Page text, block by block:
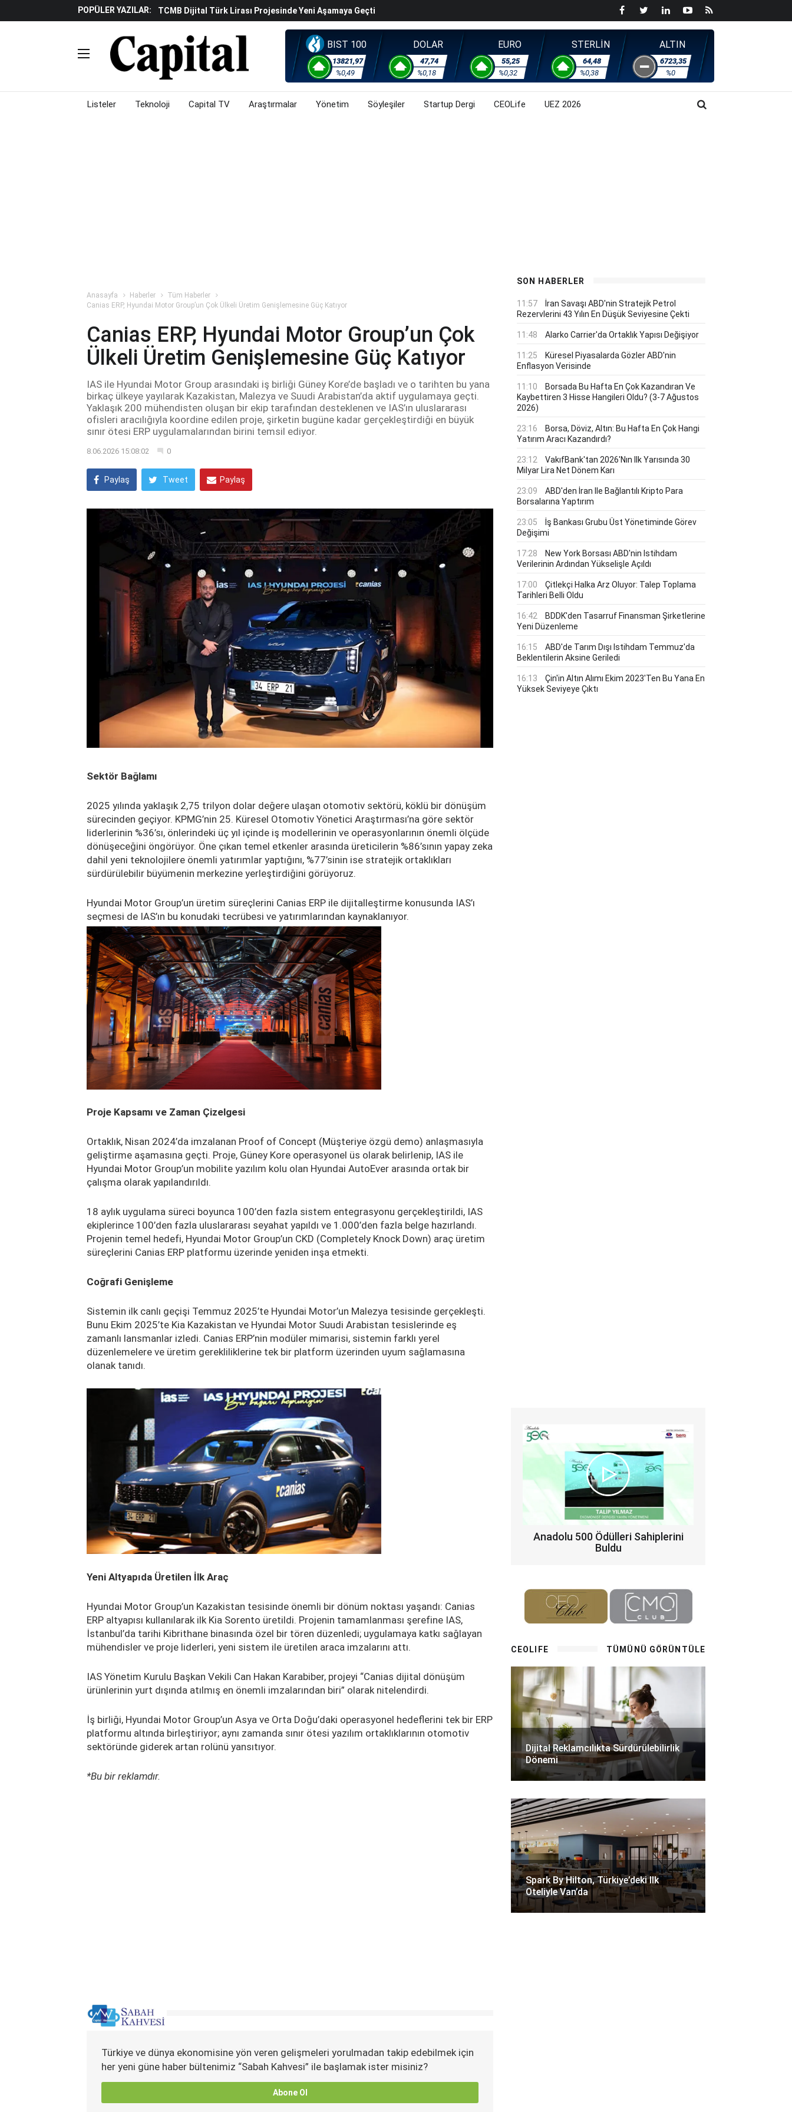
POPÜLER YAZILAR:
TCMB Dijital Türk Lirası Projesinde Yeni Aşamaya Geçti
Küresel Piyasalarda "yüksek Değerleme" Endişeleri Orta Doğu Iyimserliklerini
Gölgeliyor
Fed Ve ABD Verileri Emtia Piyasalarında Oynaklığı Artırdı
Çalışma Alanları Konser Sahnesine Dönüşüyor
Piyasalarda Gün Ortası: Borsa, Döviz Ve Altında Son Durum Ne? (3 Ağustos 2026)
BIST 100
13821,97
%0,49
DOLAR
47,74
%0,18
EURO
55,25
%0,32
STERLİN
64,48
%0,38
ALTIN
6723,35
%0
Listeler Teknoloji Capital TV Araştırmalar Yönetim Söyleşiler Startup Dergi CEOLife UEZ 2026
Anasayfa Haberler
Tüm Haberler
Canias ERP, Hyundai Motor Group’un Çok Ülkeli Üretim Genişlemesine Güç Katıyor
Canias ERP, Hyundai Motor Group’un Çok
Ülkeli Üretim Genişlemesine Güç Katıyor
IAS ile Hyundai Motor Group arasındaki iş birliği Güney Kore’de başladı ve o tarihten bu yana
birkaç ülkeye yayılarak Kazakistan, Malezya ve Suudi Arabistan’da aktif uygulamaya geçti.
Yaklaşık 200 mühendisten oluşan bir ekip tarafından desteklenen ve IAS’ın uluslararası
ofisleri aracılığıyla koordine edilen proje, şirketin bugüne kadar gerçekleştirdiği en büyük
sınır ötesi ERP uygulamalarından birini temsil ediyor.
8.06.2026 15:08:02 0
Paylaş Tweet Paylaş
Sektör Bağlamı
2025 yılında yaklaşık 2,75 trilyon dolar değere ulaşan otomotiv sektörü, köklü bir dönüşüm
sürecinden geçiyor. KPMG’nin 25. Küresel Otomotiv Yönetici Araştırması’na göre sektör
liderlerinin %36’sı, önlerindeki üç yıl içinde iş modellerinin ve operasyonlarının önemli ölçüde
dönüşeceğini öngörüyor. Öne çıkan temel etkenler arasında üreticilerin %86’sının yapay zeka
dahil yeni teknolojilere önemli yatırımlar yaptığını, %77’sinin ise stratejik ortaklıkları
sürdürülebilir büyümenin merkezine yerleştirdiğini görüyoruz.
Hyundai Motor Group’un üretim süreçlerini Canias ERP ile dijitalleştirme konusunda IAS’ı
seçmesi de IAS’ın bu konudaki tecrübesi ve yatırımlarından kaynaklanıyor.
Proje Kapsamı ve Zaman Çizelgesi
Ortaklık, Nisan 2024’da imzalanan Proof of Concept (Müşteriye özgü demo) anlaşmasıyla
geliştirme aşamasına geçti. Proje, Güney Kore operasyonel üs olarak belirlenip, IAS ile
Hyundai Motor Group’un mobilite yazılım kolu olan Hyundai AutoEver arasında ortak bir
çalışma olarak yapılandırıldı.
18 aylık uygulama süreci boyunca 100’den fazla sistem entegrasyonu gerçekleştirildi, IAS
ekiplerince 100’den fazla uluslararası seyahat yapıldı ve 1.000’den fazla belge hazırlandı.
Projenin temel hedefi, Hyundai Motor Group’un CKD (Completely Knock Down) araç üretim
süreçlerini Canias ERP platformu üzerinde yeniden inşa etmekti.
Coğrafi Genişleme
Sistemin ilk canlı geçişi Temmuz 2025’te Hyundai Motor’un Malezya tesisinde gerçekleşti.
Bunu Ekim 2025’te Kia Kazakistan ve Hyundai Motor Suudi Arabistan tesislerinde eş
zamanlı lansmanlar izledi. Canias ERP’nin modüler mimarisi, sistemin farklı yerel
düzenlemelere ve üretim gerekliliklerine tek bir platform üzerinden uyum sağlamasına
olanak tanıdı.
Yeni Altyapıda Üretilen İlk Araç
Hyundai Motor Group’un Kazakistan tesisinde önemli bir dönüm noktası yaşandı: Canias
ERP altyapısı kullanılarak ilk Kia Sorento üretildi. Projenin tamamlanması şerefine IAS,
İstanbul’da tarihi Kibrithane binasında özel bir tören düzenledi; uygulamaya katkı sağlayan
mühendisler ve proje liderleri, yeni sistem ile üretilen araca imzalarını attı.
IAS Yönetim Kurulu Başkan Vekili Can Hakan Karabiber, projeyi “Canias dijital dönüşüm
ürünlerinin yurt dışında atılmış en önemli imzalarından biri” olarak nitelendirdi.
İş birliği, Hyundai Motor Group’un Asya ve Orta Doğu’daki operasyonel hedeflerini tek bir ERP
platformu altında birleştiriyor; aynı zamanda sınır ötesi yazılım ortaklıklarının otomotiv
sektöründe giderek artan rolünü yansıtıyor.
*Bu bir reklamdır.
Türkiye ve dünya ekonomisine yön veren gelişmeleri yorulmadan takip edebilmek için
her yeni güne haber bültenimiz “Sabah Kahvesi” ile başlamak ister misiniz?
Abone Ol
SON HABERLER
11:57
İran Savaşı ABD'nin Stratejik Petrol
Rezervlerini 43 Yılın En Düşük Seviyesine Çekti
11:48 Alarko Carrier'da Ortaklık Yapısı Değişiyor
11:25
Küresel Piyasalarda Gözler ABD'nin
Enflasyon Verisinde
11:10
Borsada Bu Hafta En Çok Kazandıran Ve
Kaybettiren 3 Hisse Hangileri Oldu? (3-7 Ağustos
2026)
23:16
Borsa, Döviz, Altın: Bu Hafta En Çok Hangi
Yatırım Aracı Kazandırdı?
23:12
VakıfBank'tan 2026'nın Ilk Yarısında 30
Milyar Lira Net Dönem Karı
23:09
ABD'den İran Ile Bağlantılı Kripto Para
Borsalarına Yaptırım
23:05
İş Bankası Grubu Üst Yönetiminde Görev
Değişimi
17:28
New York Borsası ABD'nin Istihdam
Verilerinin Ardından Yükselişle Açıldı
17:00
Çitlekçi Halka Arz Oluyor: Talep Toplama
Tarihleri Belli Oldu
16:42
BDDK'den Tasarruf Finansman Şirketlerine
Yeni Düzenleme
16:15
ABD'de Tarım Dışı Istihdam Temmuz'da
Beklentilerin Aksine Geriledi
16:13
Çin'in Altın Alımı Ekim 2023'ten Bu Yana En
Yüksek Seviyeye Çıktı
Anadolu 500 Ödülleri Sahiplerini
Buldu
CEOLIFE TÜMÜNÜ GÖRÜNTÜLE
Dijital Reklamcılıkta Sürdürülebilirlik
Dönemi
Spark By Hilton, Türkiye’deki Ilk
Oteliyle Van’da